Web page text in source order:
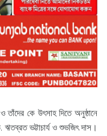
তাঁদের কে উৎসাহ দিতে অনুষ্ঠানে
ঋতব্রত ভট্টাচার্য ও শুভজিৎ দাস।